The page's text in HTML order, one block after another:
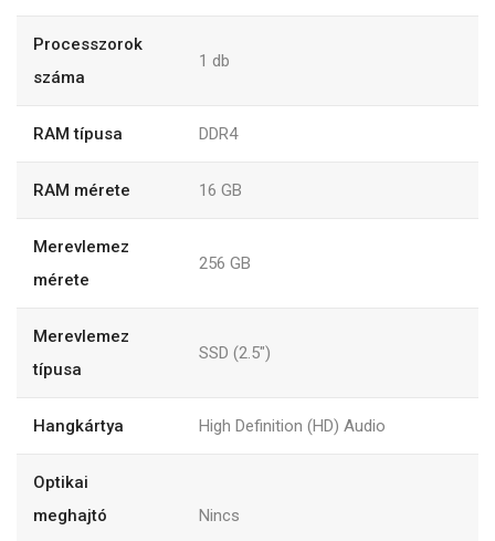
Processzorok
száma
1 db
RAM típusa DDR4
RAM mérete 16 GB
Merevlemez
mérete
256 GB
Merevlemez
típusa
SSD (2.5")
Hangkártya High Definition (HD) Audio
Optikai
meghajtó
Nincs